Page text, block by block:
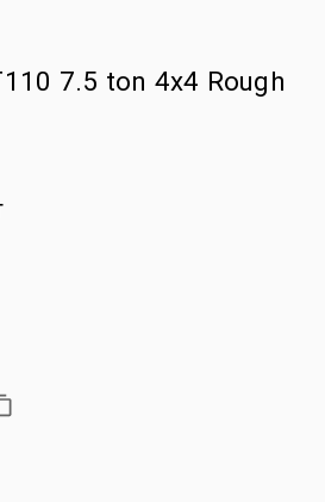
7.5 ton 4x4 Rough